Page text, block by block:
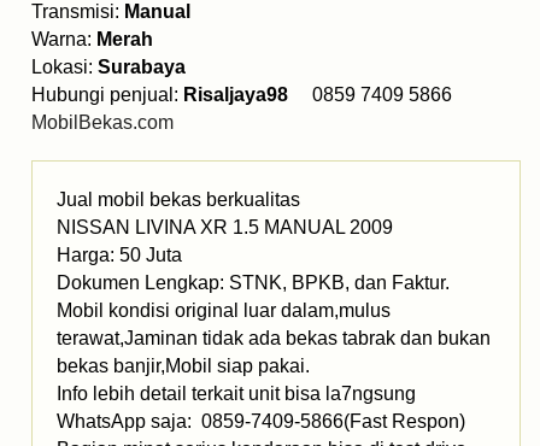
Transmisi: Manual
Warna: Merah
Lokasi: Surabaya
Hubungi penjual: Risaljaya98 0859 7409 5866
MobilBekas.com
Jual mobil bekas berkualitas
NISSAN LIVINA XR 1.5 MANUAL 2009
Harga: 50 Juta
Dokumen Lengkap: STNK, BPKB, dan Faktur.
Mobil kondisi original luar dalam,mulus
terawat,Jaminan tidak ada bekas tabrak dan bukan
bekas banjir,Mobil siap pakai.
Info lebih detail terkait unit bisa la7ngsung
WhatsApp saja: 0859-7409-5866(Fast Respon)